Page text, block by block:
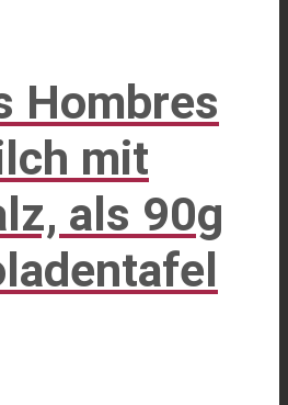
Hombres
mit
als 90g